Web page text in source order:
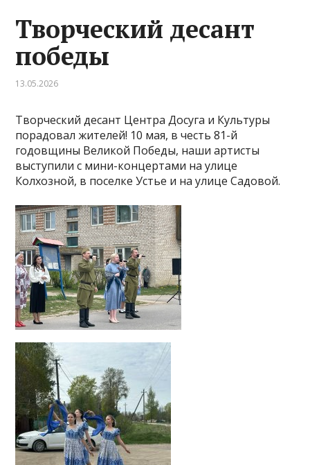
Творческий десант
победы
13.05.2026
Творческий десант Центра Досуга и Культуры
порадовал жителей! 10 мая, в честь 81-й
годовщины Великой Победы, наши артисты
выступили с мини-концертами на улице
Колхозной, в поселке Устье и на улице Садовой.